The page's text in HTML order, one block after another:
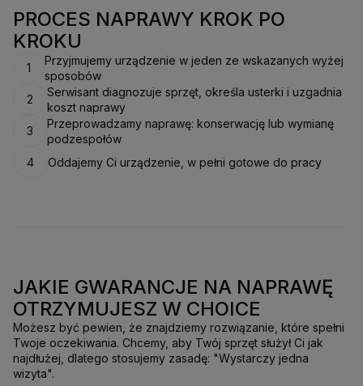
PROCES NAPRAWY KROK PO
KROKU
1
Przyjmujemy urządzenie w jeden ze wskazanych wyżej
sposobów
2
Serwisant diagnozuje sprzęt, określa usterki i uzgadnia
koszt naprawy
3
Przeprowadzamy naprawę: konserwację lub wymianę
podzespołów
4
Oddajemy Ci urządzenie, w pełni gotowe do pracy
JAKIE GWARANCJE NA NAPRAWĘ
OTRZYMUJESZ W CHOICE
Możesz być pewien, że znajdziemy rozwiązanie, które spełni
Twoje oczekiwania. Chcemy, aby Twój sprzęt służył Ci jak
najdłużej, dlatego stosujemy zasadę: "Wystarczy jedna
wizyta".